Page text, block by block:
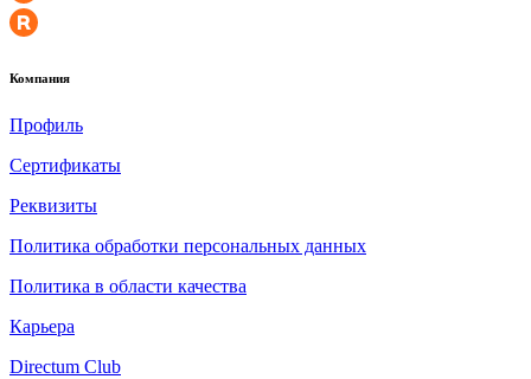
Компания
Профиль
Сертификаты
Реквизиты
Политика обработки персональных данных
Политика в области качества
Карьера
Directum Club